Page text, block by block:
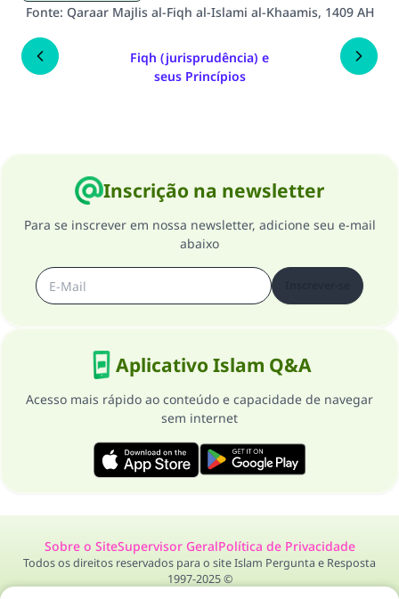
Fonte: Qaraar Majlis al-Fiqh al-Islami al-Khaamis, 1409 AH
Fiqh (jurisprudência) e
seus Princípios
Inscrição na newsletter
Para se inscrever em nossa newsletter, adicione seu e-mail
abaixo
Aplicativo Islam Q&A
Acesso mais rápido ao conteúdo e capacidade de navegar
sem internet
Sobre o SiteSupervisor GeralPolítica de Privacidade
Todos os direitos reservados para o site Islam Pergunta e Resposta
1997-2025 ©